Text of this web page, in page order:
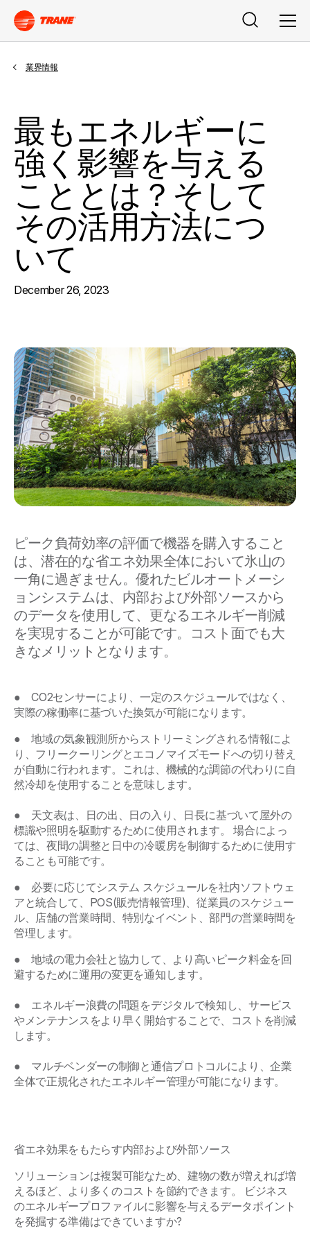
検索 メ
業界情報
最もエネルギーに
強く影響を与える
こととは？そして
その活用方法につ
いて
December 26, 2023
ピーク負荷効率の評価で機器を購入すること
は、潜在的な省エネ効果全体において氷山の
一角に過ぎません。優れたビルオートメーシ
ョンシステムは、内部および外部ソースから
のデータを使用して、更なるエネルギー削減
を実現することが可能です。コスト面でも大
きなメリットとなります。
● CO2センサーにより、一定のスケジュールではなく、
実際の稼働率に基づいた換気が可能になります。
● 地域の気象観測所からストリーミングされる情報によ
り、フリークーリングとエコノマイズモードへの切り替え
が自動に行われます。これは、機械的な調節の代わりに自
然冷却を使用することを意味します。
● 天文表は、日の出、日の入り、日長に基づいて屋外の
標識や照明を駆動するために使用されます。 場合によっ
ては、夜間の調整と日中の冷暖房を制御するために使用す
ることも可能です。
● 必要に応じてシステム スケジュールを社内ソフトウェ
アと統合して、POS(販売情報管理)、従業員のスケジュー
ル、店舗の営業時間、特別なイベント、部門の営業時間を
管理します。
● 地域の電力会社と協力して、より高いピーク料金を回
避するために運用の変更を通知します。
● エネルギー浪費の問題をデジタルで検知し、サービス
やメンテナンスをより早く開始することで、コストを削減
します。
● マルチベンダーの制御と通信プロトコルにより、企業
全体で正規化されたエネルギー管理が可能になります。
省エネ効果をもたらす内部および外部ソース
ソリューションは複製可能なため、建物の数が増えれば増
えるほど、より多くのコストを節約できます。 ビジネス
のエネルギープロファイルに影響を与えるデータポイント
を発掘する準備はできていますか?